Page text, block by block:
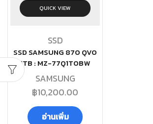
QUICK VIEW
SSD
SSD SAMSUNG 870 QVO
1TB : MZ-77Q1T0BW
SAMSUNG
฿10,200.00
อ่านเพิ่ม